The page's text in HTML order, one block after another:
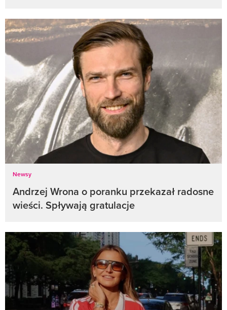
Newsy
Andrzej Wrona o poranku przekazał radosne
wieści. Spływają gratulacje